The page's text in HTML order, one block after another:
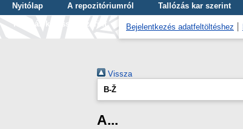
Nyitólap A repozitóriumról Tallózás kar szerint
Tallózás kulcsszó szerint
Bejelentkezés adatfeltöltéshez
Vissza
B-Ž
A...